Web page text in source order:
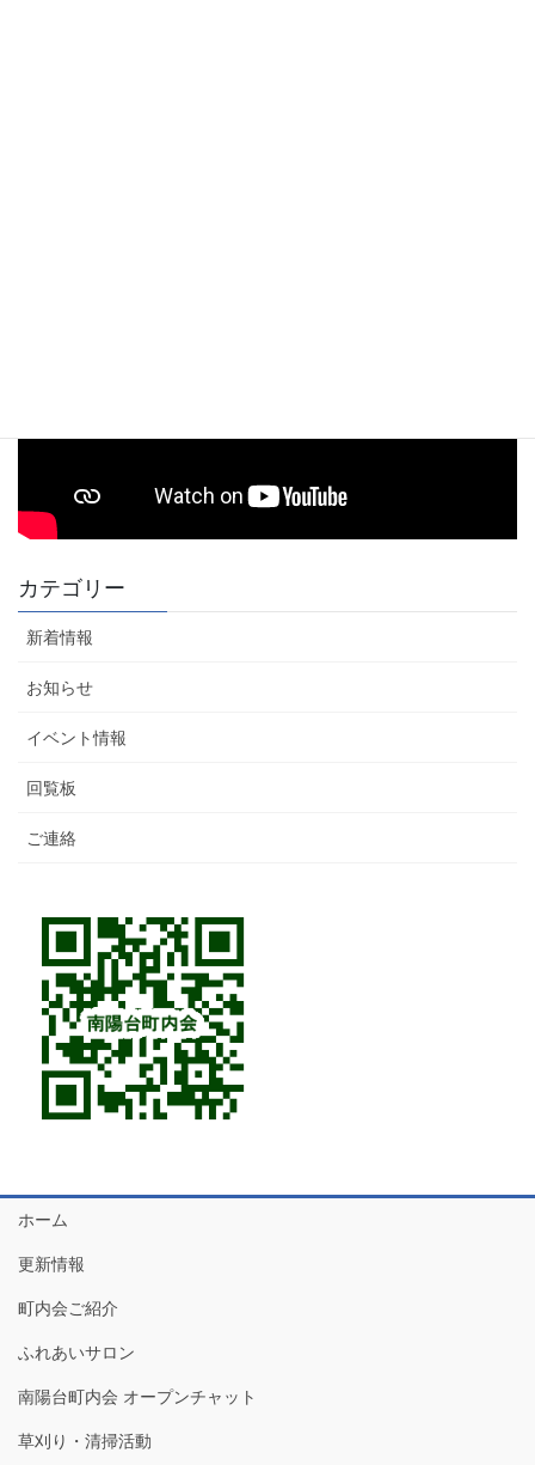
カテゴリー
新着情報
お知らせ
イベント情報
回覧板
ご連絡
ホーム
更新情報
町内会ご紹介
ふれあいサロン
南陽台町内会 オープンチャット
草刈り・清掃活動